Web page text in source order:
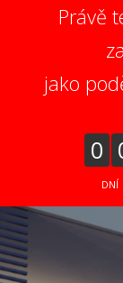
Právě
jako
0
DNÍ